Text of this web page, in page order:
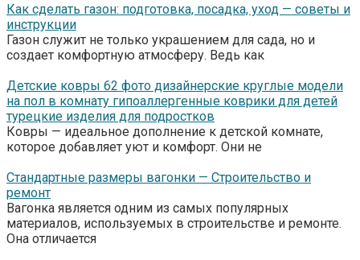
Как сделать газон: подготовка, посадка, уход — советы и
инструкции
Газон служит не только украшением для сада, но и
создает комфортную атмосферу. Ведь как
Детские ковры 62 фото дизайнерские круглые модели
на пол в комнату гипоаллергенные коврики для детей
турецкие изделия для подростков
Ковры — идеальное дополнение к детской комнате,
которое добавляет уют и комфорт. Они не
Стандартные размеры вагонки — Строительство и
ремонт
Вагонка является одним из самых популярных
материалов, используемых в строительстве и ремонте.
Она отличается